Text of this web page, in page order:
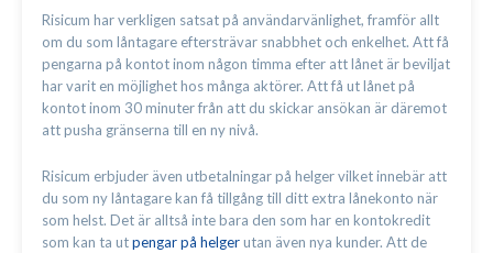
Risicum har verkligen satsat på användarvänlighet, framför allt
om du som låntagare eftersträvar snabbhet och enkelhet. Att få
pengarna på kontot inom någon timma efter att lånet är beviljat
har varit en möjlighet hos många aktörer. Att få ut lånet på
kontot inom 30 minuter från att du skickar ansökan är däremot
att pusha gränserna till en ny nivå.
Risicum erbjuder även utbetalningar på helger vilket innebär att
du som ny låntagare kan få tillgång till ditt extra lånekonto när
som helst. Det är alltså inte bara den som har en kontokredit
som kan ta utpengar på helgerutan även nya kunder. Att de